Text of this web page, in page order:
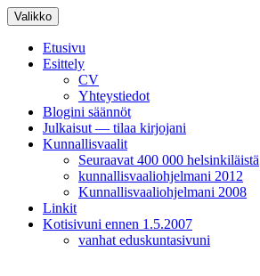
Siirry
sisältöön
Valikko
Etusivu
Esittely
CV
Yhteystiedot
Blogini säännöt
Julkaisut — tilaa kirjojani
Kunnallisvaalit
Seuraavat 400 000 helsinkiläistä
kunnallisvaaliohjelmani 2012
Kunnallisvaaliohjelmani 2008
Linkit
Kotisivuni ennen 1.5.2007
vanhat eduskuntasivuni